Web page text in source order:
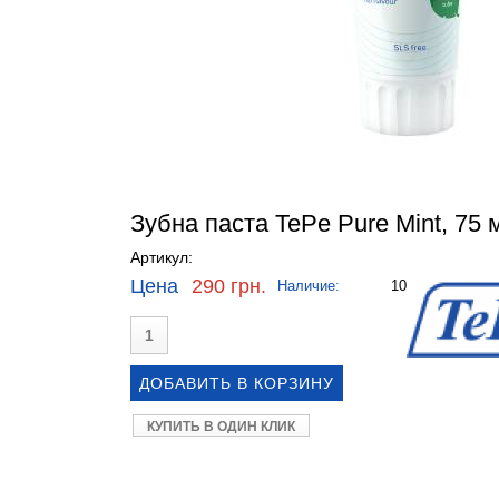
Зубна паста TePe Pure Mint, 75
Артикул:
Цена 290 грн. Наличие: 10
КУПИТЬ В ОДИН КЛИК